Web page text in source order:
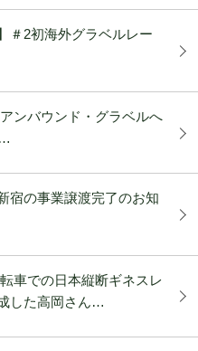
＃2初海外グラベルレー
アンバウンド・グラベルへ
宿の事業譲渡完了のお知
転車での日本縦断ギネスレ
した高岡さん…